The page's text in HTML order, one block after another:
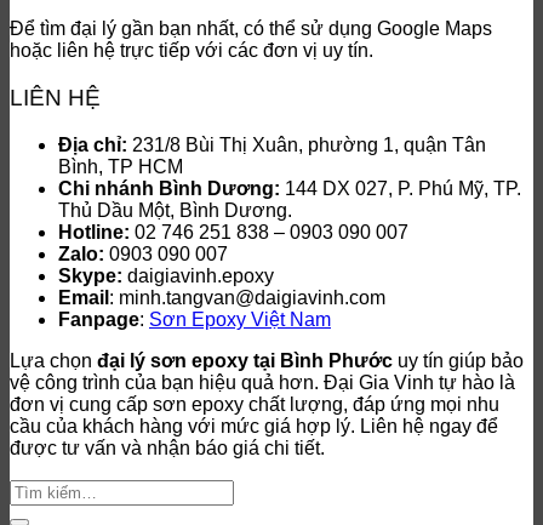
Để tìm đại lý gần bạn nhất, có thể sử dụng Google Maps
hoặc liên hệ trực tiếp với các đơn vị uy tín.
LIÊN HỆ
Địa chỉ: 231/8 Bùi Thị Xuân, phường 1, quận Tân
Bình, TP HCM
Chi nhánh Bình Dương: 144 DX 027, P. Phú Mỹ, TP.
Thủ Dầu Một, Bình Dương.
Hotline: 02 746 251 838 – 0903 090 007
Zalo: 0903 090 007
Skype: daigiavinh.epoxy
Email : minh.tangvan@daigiavinh.com
Fanpage: Sơn Epoxy Việt Nam
Lựa chọn đại lý sơn epoxy tại Bình Phước uy tín giúp bảo
vệ công trình của bạn hiệu quả hơn. Đại Gia Vinh tự hào là
đơn vị cung cấp sơn epoxy chất lượng, đáp ứng mọi nhu
cầu của khách hàng với mức giá hợp lý. Liên hệ ngay để
được tư vấn và nhận báo giá chi tiết.